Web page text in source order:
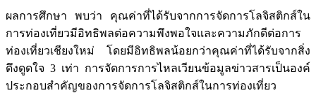
ผลการศึกษา พบว่า คุณค่าที่ได้รับจากการจัดการโลจิสติกส์ใน
การท่องเที่ยวมีอิทธิพลต่อความพึงพอใจและความภักดีต่อการ
ท่องเที่ยวเชียงใหม่ โดยมีอิทธิพลน้อยกว่าคุณค่าที่ได้รับจากสิ่ง
ดึงดูดใจ 3 เท่า การจัดการการไหลเวียนข้อมูลข่าวสารเป็นองค์
ประกอบสำคัญของการจัดการโลจิสติกส์ในการท่องเที่ยว